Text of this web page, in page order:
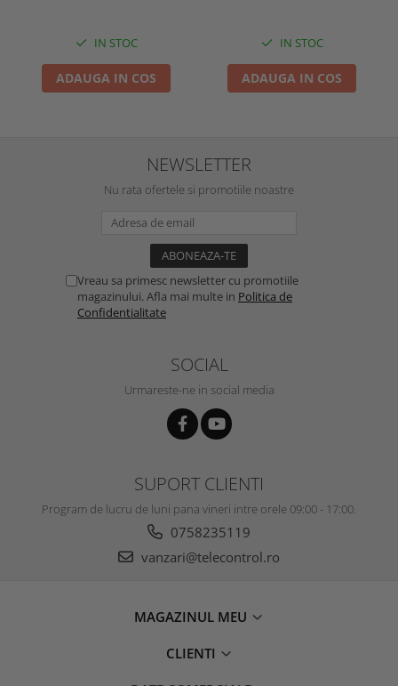
IN STOC
ADAUGA IN COS
IN STOC
ADAUGA IN COS
NEWSLETTER
Nu rata ofertele si promotiile noastre
Vreau sa primesc newsletter cu promotiile
magazinului. Afla mai multe in Politica de
Confidentialitate
SOCIAL
Urmareste-ne in social media
SUPORT CLIENTI
Program de lucru de luni pana vineri intre orele 09:00 - 17:00.
0758235119
vanzari@telecontrol.ro
MAGAZINUL MEU
CLIENTI